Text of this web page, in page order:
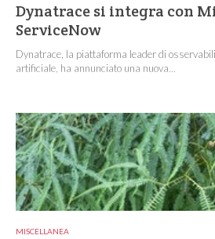
Dynatrace si integra con
ServiceNow
Dynatrace, la piattaforma leader di
artificiale, ha annunciato una nuova...
MISCELLANEA